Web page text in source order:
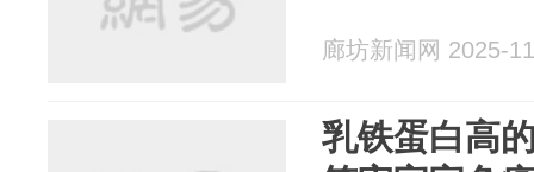
廊坊新闻网 2025-
乳铁蛋白高